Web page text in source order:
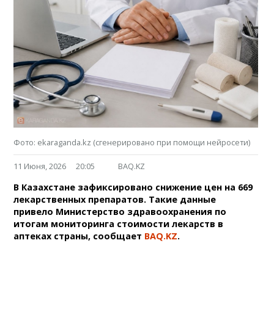
Фото: ekaraganda.kz (сгенерировано при помощи нейросети)
11 Июня, 2026 20:05 BAQ.KZ
В Казахстане зафиксировано снижение цен на 669
лекарственных препаратов. Такие данные
привело Министерство здравоохранения по
итогам мониторинга стоимости лекарств в
аптеках страны, сообщает BAQ.KZ.